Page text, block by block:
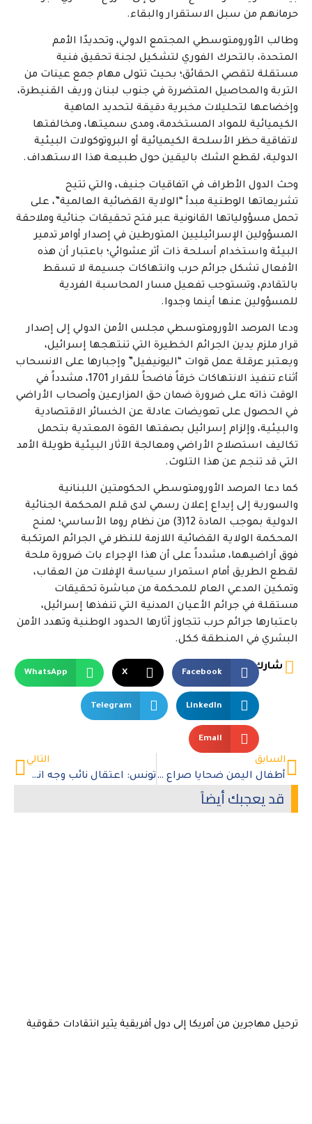
حرمانهم من سبل الاستقرار والبقاء.
وطالب الأورومتوسطي المجتمع الدولي، وتحديدًا الأمم
المتحدة، بالتحرك الفوري لتشكيل لجنة تحقيق فنية
مستقلة لتقصي الحقائق؛ بحيث تتولى مهام جمع عينات من
التربة والمحاصيل المتضررة في جنوب لبنان وريف القنيطرة،
وإخضاعها لتحليلات مخبرية دقيقة لتحديد الماهية
الكيميائية للمواد المستخدمة، ومدى سميتها، ومخالفتها
لاتفاقية حظر الأسلحة الكيميائية أو البروتوكولات البيئية
الدولية، لقطع الشك باليقين حول طبيعة هذا الاستهداف.
وحث الدول الأطراف في اتفاقيات جنيف، والتي تتيح
تشريعاتها الوطنية مبدأ “الولاية القضائية العالمية”، على
تحمل مسؤولياتها القانونية عبر فتح تحقيقات جنائية وملاحقة
المسؤولين الإسرائيليين المتورطين في إصدار أوامر تدمير
البيئة واستخدام أسلحة ذات أثر عشوائي؛ باعتبار أن هذه
الأفعال تشكل جرائم حرب وانتهاكات جسيمة لا تسقط
بالتقادم، وتستوجب تفعيل مسار المحاسبة الفردية
للمسؤولين عنها أينما وجدوا.
ودعا المرصد الأورومتوسطي مجلس الأمن الدولي إلى إصدار
قرار ملزم يدين الجرائم الخطيرة التي تنتهجها إسرائيل،
ويعتبر عرقلة عمل قوات “اليونيفيل” وإجبارها على الانسحاب
أثناء تنفيذ الانتهاكات خرقاً فاضحاً للقرار 1701، مشدداً في
الوقت ذاته على ضرورة ضمان حق المزارعين وأصحاب الأراضي
في الحصول على تعويضات عادلة عن الخسائر الاقتصادية
والبيئية، وإلزام إسرائيل بصفتها القوة المعتدية بتحمل
تكاليف استصلاح الأراضي ومعالجة الآثار البيئية طويلة الأمد
التي قد تنجم عن هذا التلوث.
كما دعا المرصد الأورومتوسطي الحكومتين اللبنانية
والسورية إلى إيداع إعلان رسمي لدى قلم المحكمة الجنائية
الدولية بموجب المادة 12(3) من نظام روما الأساسي؛ لمنح
المحكمة الولاية القضائية اللازمة للنظر في الجرائم المرتكبة
فوق أراضيهما، مشدداً على أن هذا الإجراء بات ضرورة ملحة
لقطع الطريق أمام استمرار سياسة الإفلات من العقاب،
وتمكين المدعي العام للمحكمة من مباشرة تحقيقات
مستقلة في جرائم الأعيان المدنية التي تنفذها إسرائيل،
باعتبارها جرائم حرب تتجاوز آثارها الحدود الوطنية وتهدد الأمن
البشري في المنطقة ككل.
شارك
Facebook
X
WhatsApp
LinkedIn
Telegram
Email
السابق
أطفال اليمن ضحايا صراع بلا أفق
التالي
تونس: اعتقال نائب وجه انتقادات للرئيس سعيد
قد يعجبك أيضاً
ترحيل مهاجرين من أمريكا إلى دول أفريقية يثير انتقادات حقوقية